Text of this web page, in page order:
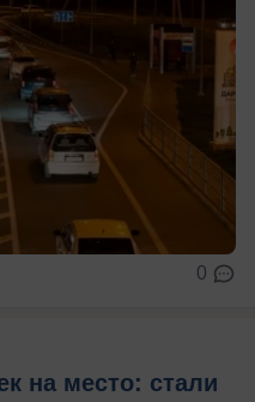
0
на место: стали